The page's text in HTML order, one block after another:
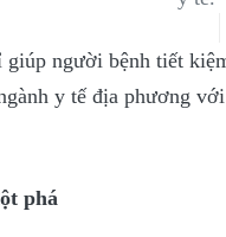
người bệnh tiết
y tế địa phương
phá